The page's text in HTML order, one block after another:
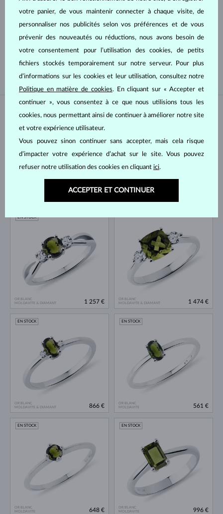
Type de perle
AKOYA D'EAU DOUCE
DE TAHITI DU PACIFIQUE
EN STOCK EN STOCK
OR BLANC
MOLDAVITE & DIAMANT
EN STOCK
1 257 €
OR BLANC
MOLDAVITE & DIAMANT
1 474 €
OR BLANC
MOLDAVITE & DIAMANT
EN STOCK
866 €
OR BLANC
MOLDAVITE
EN STOCK
561 €
OR BLANC
MOLDAVITE
EN STOCK
648 €
OR BLANC
MOLDAVITE
EN STOCK
996 €
votre panier, de vous maintenir connecter à chaque visite, de
personnaliser nos publicités selon vos préférences et de vous
prévenir des nouveautés ou réductions, nous avons besoin de
votre consentement pour l’utilisation des cookies, de petits
fichiers stockés temporairement sur notre serveur. Pour plus
d’informations sur les cookies et leur utilisation, consultez notre
Politique en matière de cookies. En cliquant sur « Accepter et
continuer », vous consentez à ce que nous utilisions tous les
cookies, nous permettant ainsi de continuer à améliorer notre site
et votre expérience utilisateur.
Vous pouvez sinon continuer sans accepter, mais cela risque
d’impacter votre expérience d’achat sur le site. Vous pouvez
refuser notre utilisation des cookies en cliquant ici.
ACCEPTER ET CONTINUER